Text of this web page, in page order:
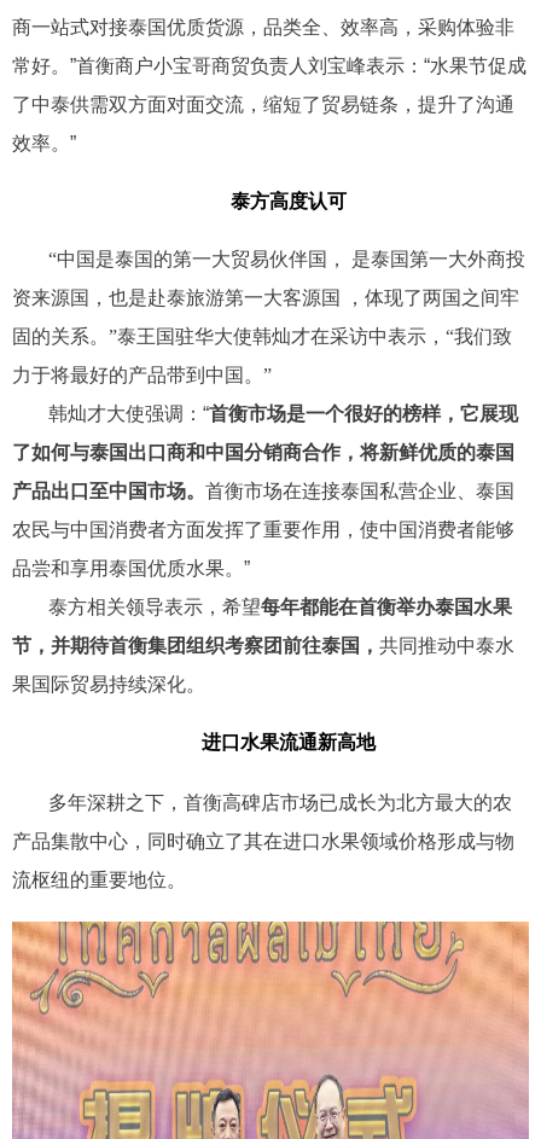
商一站式对接泰国优质货源，品类全、效率高，采购体验非
常好。”首衡商户小宝哥商贸负责人刘宝峰表示：“水果节促成
了中泰供需双方面对面交流，缩短了贸易链条，提升了沟通
效率。”
泰方高度认可
“中国是泰国的第一大贸易伙伴国， 是泰国第一大外商投
资来源国，也是赴泰旅游第一大客源国 ，体现了两国之间牢
固的关系。 ”泰王国驻华大使韩灿才在采访中表示，“我们致
力于将最好的产品带到中国。”
韩灿才大使强调：“首衡市场是一个很好的榜样，它展现
了如何与泰国出口商和中国分销商合作，将新鲜优质的泰国
产品出口至中国市场。 首衡市场在连接泰国私营企业、泰国
农民与中国消费者方面发挥了重要作用，使中国消费者能够
品尝和享用泰国优质水果。”
泰方相关领导表示，希望每年都能在首衡举办泰国水果
节，并期待首衡集团组织考察团前往泰国， 共同推动中泰水
果国际贸易持续深化。
进口水果流通新高地
多年深耕之下，首衡高碑店市场已成长为北方最大的农
产品集散中心，同时确立了其在进口水果领域价格形成与物
流枢纽的重要地位。